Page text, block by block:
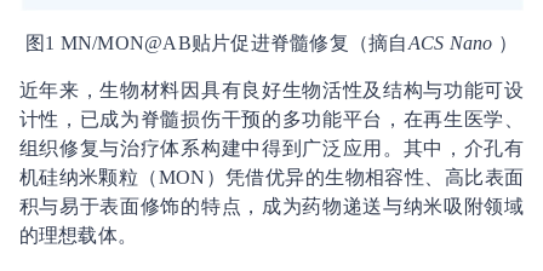
图1 MN/MON@AB贴片促进脊髓修复（摘自ACS Nano ）
近年来，生物材料因具有良好生物活性及结构与功能可设
计性，已成为脊髓损伤干预的多功能平台，在再生医学、
组织修复与治疗体系构建中得到广泛应用。其中，介孔有
机硅纳米颗粒（MON）凭借优异的生物相容性、高比表面
积与易于表面修饰的特点，成为药物递送与纳米吸附领域
的理想载体。